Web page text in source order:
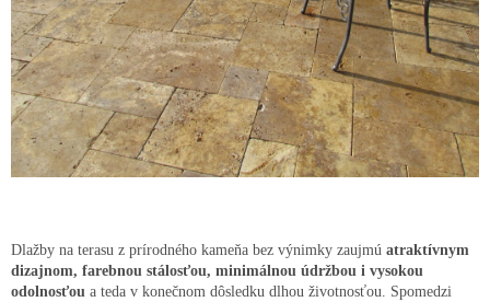
Dlažby na terasu z prírodného kameňa bez výnimky zaujmú atraktívnym
dizajnom, farebnou stálosťou, minimálnou údržbou i vysokou
odolnosťou a teda v konečnom dôsledku dlhou životnosťou. Spomedzi